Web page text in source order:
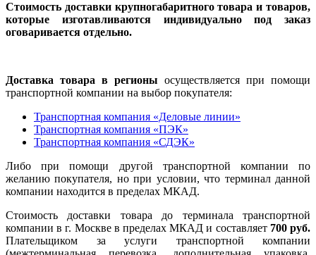
Стоимость доставки крупногабаритного товара и товаров,
которые изготавливаются индивидуально под заказ
оговаривается отдельно.
Доставка товара в регионы осуществляется при помощи
транспортной компании на выбор покупателя:
Транспортная компания «Деловые линии»
Транспортная компания «ПЭК»
Транспортная компания «СДЭК»
Либо при помощи другой транспортной компании по
желанию покупателя, но при условии, что терминал данной
компании находится в пределах МКАД.
Стоимость доставки товара до терминала транспортной
компании в г. Москве в пределах МКАД и составляет 700 руб.
Плательщиком за услуги транспортной компании